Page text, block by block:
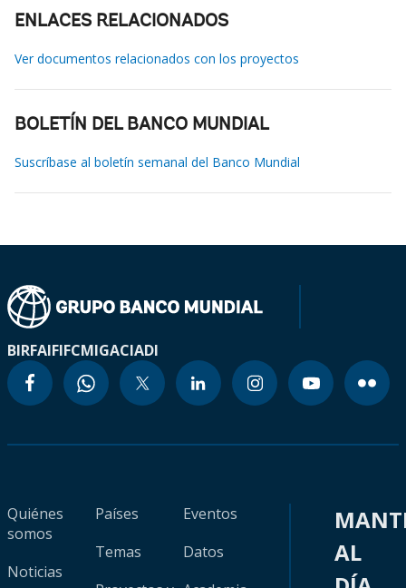
ENLACES RELACIONADOS
Ver documentos relacionados con los proyectos
BOLETÍN DEL BANCO MUNDIAL
Suscríbase al boletín semanal del Banco Mundial
BIRFAIFIFCMIGACIADI
Quiénes
somos
Noticias
Países
Temas
Eventos
Datos
AL